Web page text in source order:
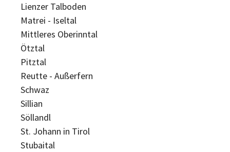
Lienzer Talboden
Matrei - Iseltal
Mittleres Oberinntal
Ötztal
Pitztal
Reutte - Außerfern
Schwaz
Sillian
Söllandl
St. Johann in Tirol
Stubaital